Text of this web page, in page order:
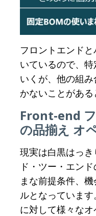
フロントエンド
いているので、
いくが、他の組
かないことがある
Front-end
の品揃え オ
現実は白黒はっ
ド・ツー・エン
まな前提条件、
ルとなっていま
に対して様々な